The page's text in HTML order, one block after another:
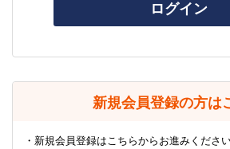
ログイン
新規会員登録の方は
・新規会員登録はこちらからお進みください